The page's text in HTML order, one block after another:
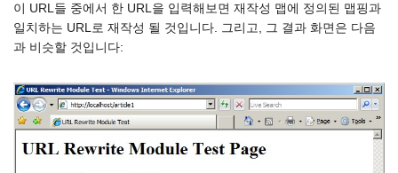
이 URL들 중에서 한 URL을 입력해보면 재작성 맵에 정의된 맵핑과
일치하는 URL로 재작성 될 것입니다. 그리고, 그 결과 화면은 다음
과 비슷할 것입니다: